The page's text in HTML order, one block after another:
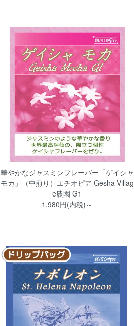
華やかなジャスミンフレーバー「ゲイシャ
モカ」（中煎り）エチオピア Gesha Villag
e農園 G1
1,980円(内税)～